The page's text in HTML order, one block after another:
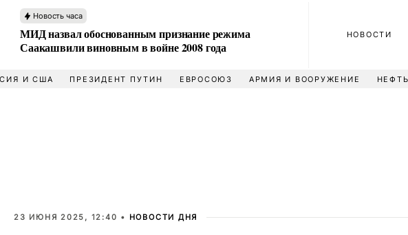
Новость часа
МИД назвал обоснованным признание режима
Саакашвили виновным в войне 2008 года
НОВОСТИ
И США ПРЕЗИДЕНТ ПУТИН ЕВРОСОЮЗ АРМИЯ И ВООРУЖЕНИЕ
23 ИЮНЯ 2025, 12:40 • НОВОСТИ ДНЯ